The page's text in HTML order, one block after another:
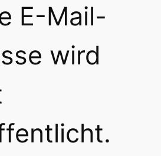
E-Mail-
wird